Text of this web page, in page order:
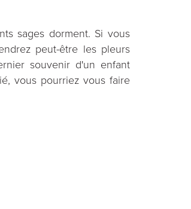
sages dorment. Si vous
peut-être les pleurs
souvenir d'un enfant
vous pourriez vous faire